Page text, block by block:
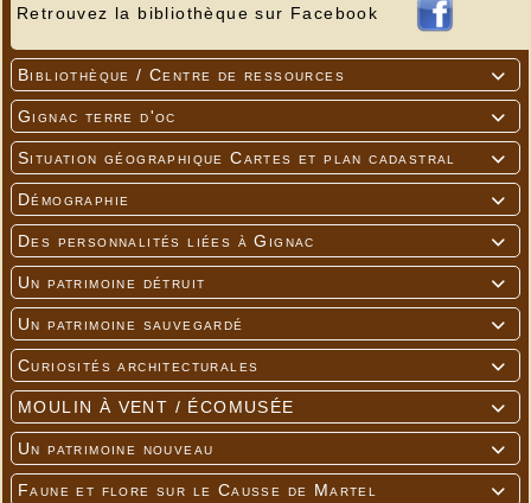
Retrouvez la bibliothèque sur Facebook

Bibliothèque / Centre de ressources

Gignac terre d'oc

Situation géographique Cartes et plan cadastral

Démographie

Des personnalités liées à Gignac

Un patrimoine détruit

Un patrimoine sauvegardé

Curiosités architecturales

MOULIN À VENT / ÉCOMUSÉE

Un patrimoine nouveau

Faune et flore sur le Causse de Martel